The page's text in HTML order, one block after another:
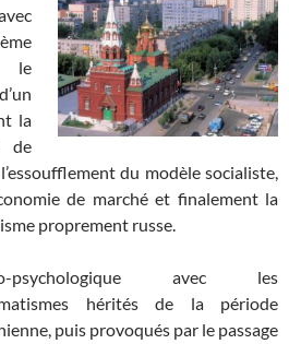
le
la
de
du modèle socialiste,
de marché et finalement la
proprement russe.
psychologique avec les
hérités de la période
puis provoqués par le passage